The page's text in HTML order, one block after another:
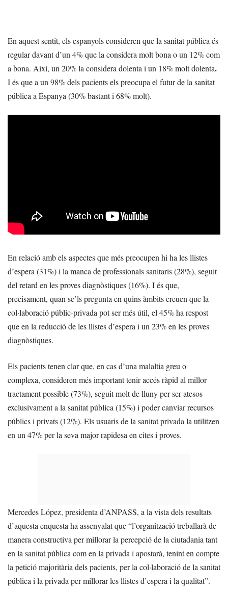
En aquest sentit, els espanyols consideren que la sanitat pública és
regular davant d’un 4% que la considera molt bona o un 12% com
a bona. Així, un 20% la considera dolenta i un 18% molt dolenta.
I és que a un 98% dels pacients els preocupa el futur de la sanitat
pública a Espanya (30% bastant i 68% molt).
En relació amb els aspectes que més preocupen hi ha les llistes
d’espera (31%) i la manca de professionals sanitaris (28%), seguit
del retard en les proves diagnòstiques (16%). I és que,
precisament, quan se’ls pregunta en quins àmbits creuen que la
col·laboració públic-privada pot ser més útil, el 45% ha respost
que en la reducció de les llistes d’espera i un 23% en les proves
diagnòstiques.
Els pacients tenen clar que, en cas d’una malaltia greu o
complexa, consideren més important tenir accés ràpid al millor
tractament possible (73%), seguit molt de lluny per ser atesos
exclusivament a la sanitat pública (15%) i poder canviar recursos
públics i privats (12%). Els usuaris de la sanitat privada la utilitzen
en un 47% per la seva major rapidesa en cites i proves.
Mercedes López, presidenta d’ANPASS, a la vista dels resultats
d’aquesta enquesta ha assenyalat que “l’organització treballarà de
manera constructiva per millorar la percepció de la ciutadania tant
en la sanitat pública com en la privada i apostarà, tenint en compte
la petició majoritària dels pacients, per la col·laboració de la sanitat
pública i la privada per millorar les llistes d’espera i la qualitat”.